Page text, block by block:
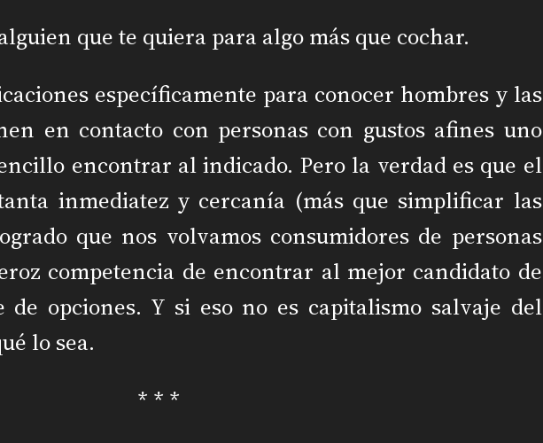
que te quiera para algo más que cochar.
específicamente para conocer hombres y las
en contacto con personas con gustos afines uno
encontrar al indicado. Pero la verdad es que el
inmediatez y cercanía (más que simplificar las
que nos volvamos consumidores de personas
competencia de encontrar al mejor candidato de
opciones. Y si eso no es capitalismo salvaje del
lo sea.
* * *